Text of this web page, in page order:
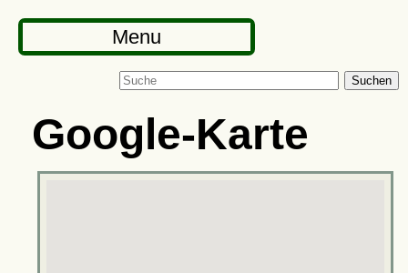
Menu
Suchen
Google-Karte